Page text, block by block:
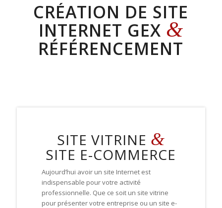
CRÉATION DE SITE
INTERNET GEX &
RÉFÉRENCEMENT
SITE VITRINE &
SITE E-COMMERCE
Aujourd’hui avoir un site Internet est
indispensable pour votre activité
professionnelle. Que ce soit un site vitrine
pour présenter votre entreprise ou un site e-